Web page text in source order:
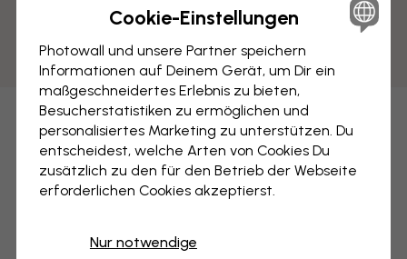
Cookie-Einstellungen
Photowall und unsere Partner speichern
Informationen auf Deinem Gerät, um Dir ein
maßgeschneidertes Erlebnis zu bieten,
Besucherstatistiken zu ermöglichen und
personalisiertes Marketing zu unterstützen. Du
entscheidest, welche Arten von Cookies Du
zusätzlich zu den für den Betrieb der Webseite
erforderlichen Cookies akzeptierst.
Nur notwendige